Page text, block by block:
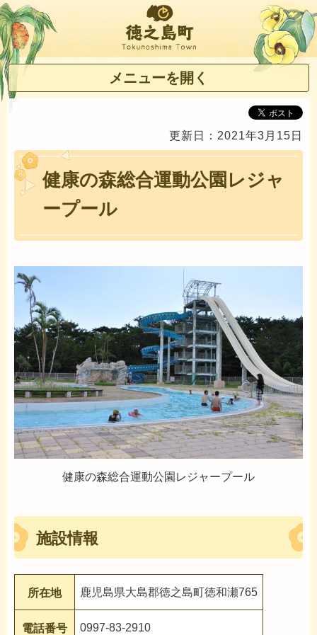
徳之島町
メニューを開く
更新日：2021年3月15日
健康の森総合運動公園レジャ
ープール
健康の森総合運動公園レジャープール
施設情報
所在地 鹿児島県大島郡徳之島町徳和瀬765
電話番号 0997-83-2910